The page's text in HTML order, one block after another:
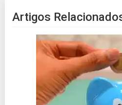
Artigos